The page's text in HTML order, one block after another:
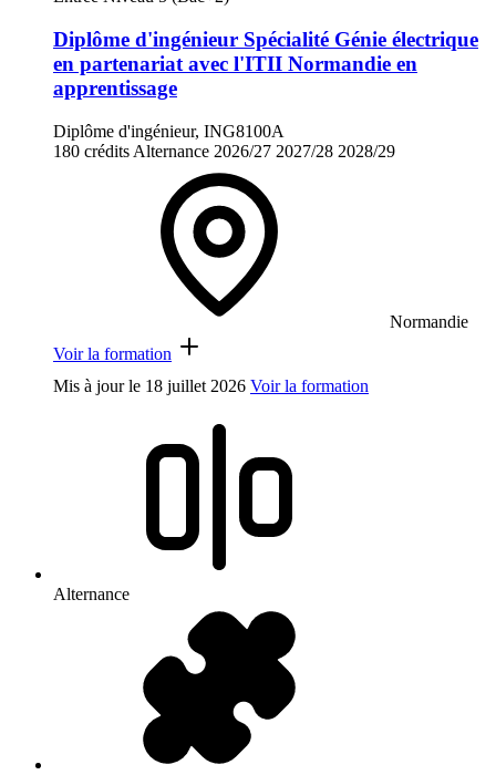
Diplôme d'ingénieur Spécialité Génie électrique
en partenariat avec l'ITII Normandie en
apprentissage
Diplôme d'ingénieur, ING8100A
180 crédits Alternance 2026/27 2027/28 2028/29
Normandie
Voir la formation
Mis à jour le 18 juillet 2026 Voir la formation
Alternance